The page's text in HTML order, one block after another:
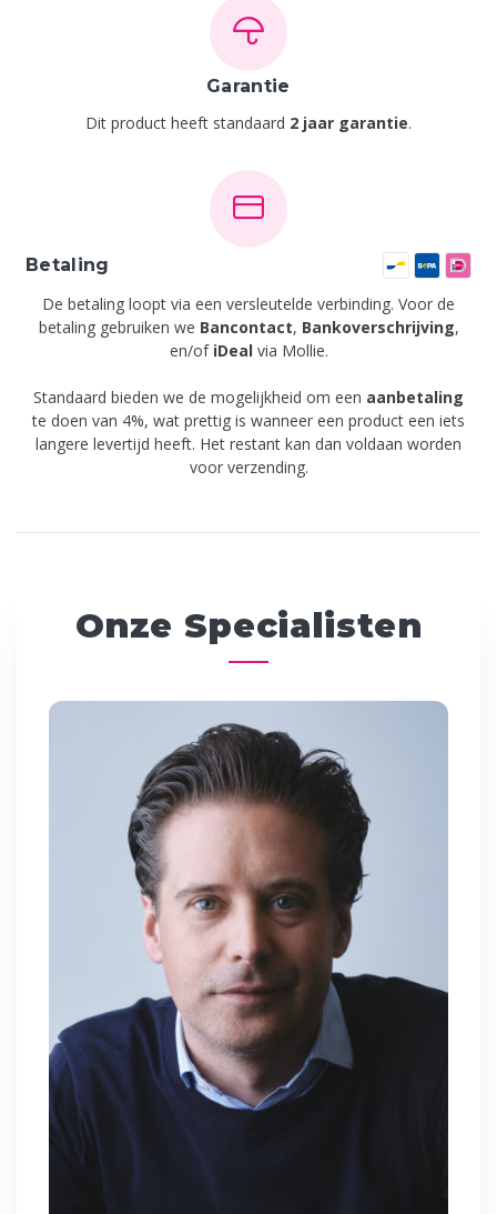
Garantie
Dit product heeft standaard 2 jaar garantie.
Betaling
De betaling loopt via een versleutelde verbinding. Voor de
betaling gebruiken we Bancontact, Bankoverschrijving,
en/of iDeal via Mollie.
Standaard bieden we de mogelijkheid om een aanbetaling
te doen van 4%, wat prettig is wanneer een product een iets
langere levertijd heeft. Het restant kan dan voldaan worden
voor verzending.
Onze Specialisten